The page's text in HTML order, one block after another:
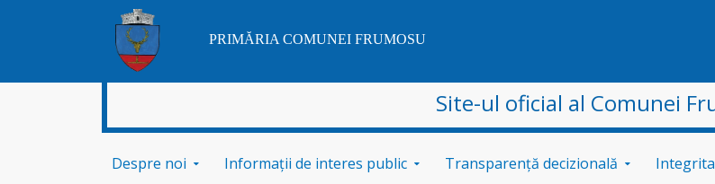
PRIMĂRIA COMUNEI FRUMOSU
Site-ul oficial al Comunei
Despre noi Informații de interes public Transparență decizională